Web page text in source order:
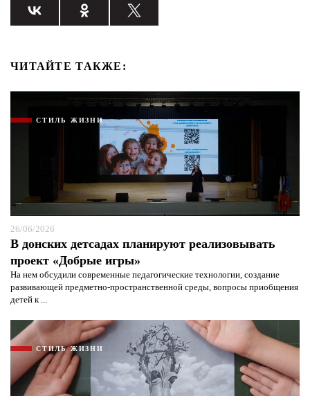
ЧИТАЙТЕ ТАКЖЕ:
СТИЛЬ ЖИЗНИ
26/06/2026
В донских детсадах планируют реализовывать
проект «Добрые игры»
На нем обсудили современные педагогические технологии, создание
развивающей предметно-пространственной среды, вопросы приобщения
детей к ...
СТИЛЬ ЖИЗНИ
Я согласен сполитикой конфиденциальности и
защиты информации*
Я согласен с политикой конфиденциальности и
защиты информации*